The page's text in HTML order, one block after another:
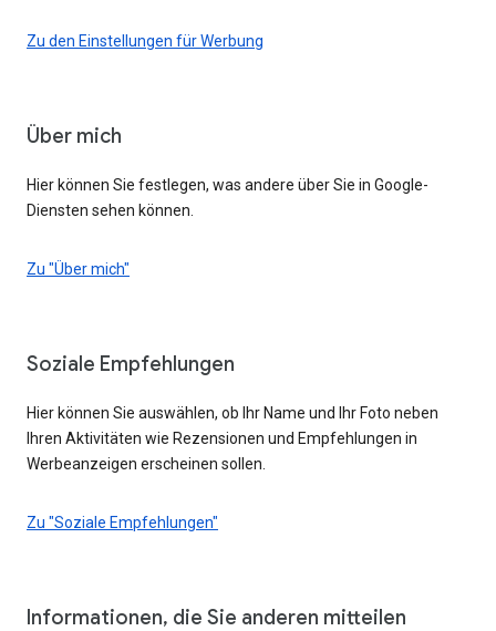
Zu den Einstellungen für Werbung
Über mich
Hier können Sie festlegen, was andere über Sie in Google-
Diensten sehen können.
Zu "Über mich"
Soziale Empfehlungen
Hier können Sie auswählen, ob Ihr Name und Ihr Foto neben
Ihren Aktivitäten wie Rezensionen und Empfehlungen in
Werbeanzeigen erscheinen sollen.
Zu "Soziale Empfehlungen"
Informationen, die Sie anderen mitteilen